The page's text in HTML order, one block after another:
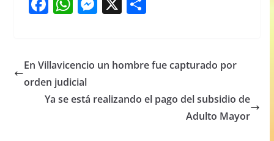
e
b
o
s
A
p
e
g
e
En Villavicencio un hombre fue capturado por
orden judicial
Ya se está realizando el pago del subsidio de
Adulto Mayor